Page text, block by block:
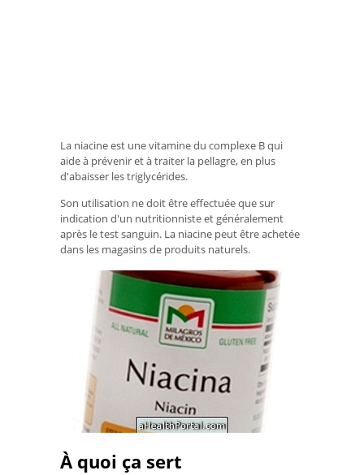
La niacine est une vitamine du complexe B qui
aide à prévenir et à traiter la pellagre, en plus
d'abaisser les triglycérides.
Son utilisation ne doit être effectuée que sur
indication d'un nutritionniste et généralement
après le test sanguin. La niacine peut être achetée
dans les magasins de produits naturels.
À quoi ça sert